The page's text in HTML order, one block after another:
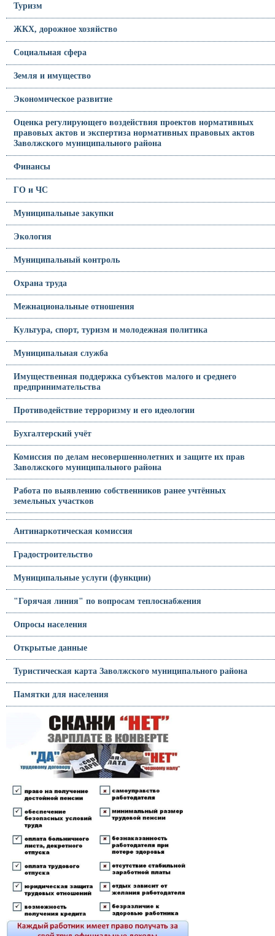
Туризм
ЖКХ, дорожное хозяйство
Социальная сфера
Земля и имущество
Экономическое развитие
Оценка регулирующего воздействия проектов нормативных
правовых актов и экспертиза нормативных правовых актов
Заволжского муниципального района
Финансы
ГО и ЧС
Муниципальные закупки
Экология
Муниципальный контроль
Охрана труда
Межнациональные отношения
Культура, спорт, туризм и молодежная политика
Муниципальная служба
Имущественная поддержка субъектов малого и среднего
предпринимательства
Противодействие терроризму и его идеологии
Бухгалтерский учёт
Комиссия по делам несовершеннолетних и защите их прав
Заволжского муниципального района
Работа по выявлению собственников ранее учтённых
земельных участков
Антинаркотическая комиссия
Градостроительство
Муниципальные услуги (функции)
"Горячая линия" по вопросам теплоснабжения
Опросы населения
Открытые данные
Туристическая карта Заволжского муниципального района
Памятки для населения